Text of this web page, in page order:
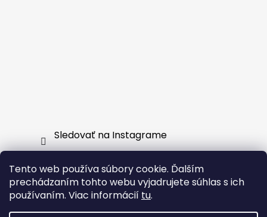
Tento web používa súbory cookie. Ďalším
prechádzaním tohto webu vyjadrujete súhlas s ich
používaním. Viac informácií tu.
Sledovať na Instagrame
Facebook
EXTERNSHOP.SK